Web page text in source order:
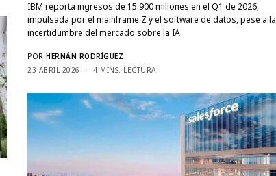
IBM reporta ingresos de 15.900 millones en el Q1 de 2026,
impulsada por el mainframe Z y el software de datos, pese a la
incertidumbre del mercado sobre la IA.
POR HERNÁN RODRÍGUEZ
23 ABRIL 2026
4 MINS. LECTURA